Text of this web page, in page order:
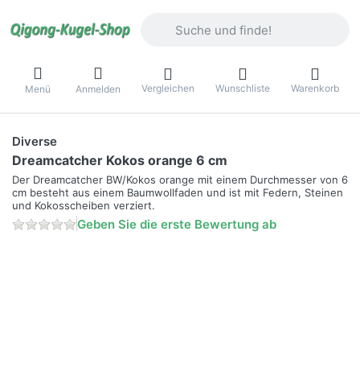
Menü Anmelden Vergleichen Wunschliste Warenkorb
Diverse
Dreamcatcher Kokos orange 6 cm
Der Dreamcatcher BW/Kokos orange mit einem Durchmesser von 6
cm besteht aus einem Baumwollfaden und ist mit Federn, Steinen
und Kokosscheiben verziert.
Geben Sie die erste Bewertung ab